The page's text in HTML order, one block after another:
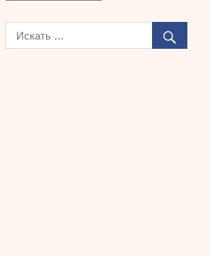
х
в